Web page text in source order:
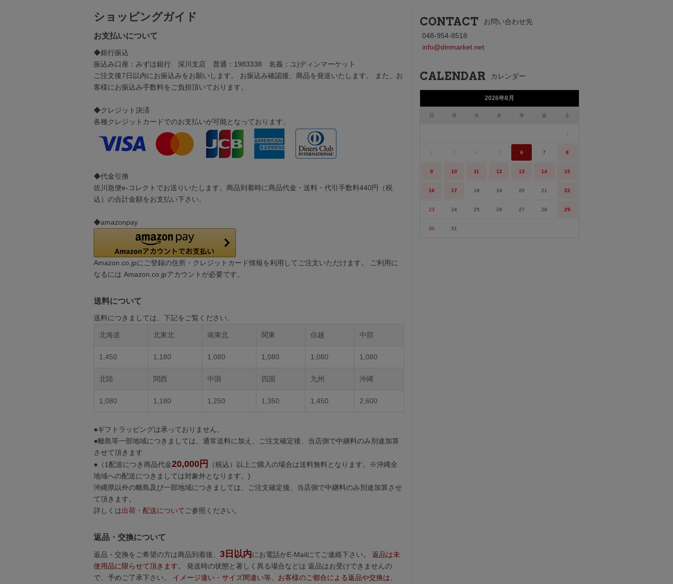
ショッピングガイド
お支払いについて
◆銀行振込
振込み口座：みずほ銀行 深川支店 普通：1983338 名義：ユ)ディンマーケット
ご注文後7日以内にお振込みをお願いします。 お振込み確認後、商品を発送いたします。 また、お
客様にお振込み手数料をご負担頂いております。
◆クレジット決済
各種クレジットカードでのお支払いが可能となっております。
◆代金引換
佐川急便e-コレクトでお送りいたします。商品到着時に商品代金・送料・代引手数料440円（税
込）の合計金額をお支払い下さい。
◆amazonpay
Amazon.co.jpにご登録の住所・クレジットカード情報を利用してご注文いただけます。 ご利用に
なるには Amazon.co.jpアカウントが必要です。
送料について
送料につきましては、下記をご覧ください。
北海道 北東北 南東北 関東 信越 中部
1,450 1,180 1,080 1,080 1,080 1,080
北陸 関西 中国 四国 九州 沖縄
1,080 1,180 1,250 1,350 1,450 2,600
●ギフトラッピングは承っておりません。
●離島等一部地域につきましては、通常送料に加え、ご注文確定後、当店側で中継料のみ別途加算
させて頂きます
●（1配送につき商品代金20,000円
（税込）以上ご購入の場合は送料無料となります。※沖縄全
地域への配送につきましては対象外となります。)
沖縄県以外の離島及び一部地域につきましては、ご注文確定後、当店側で中継料のみ別途加算させ
て頂きます。
詳しくは出荷・配送について ご参照ください。
返品・交換について
返品・交換をご希望の方は商品到着後、 3日以内にお電話かE-Mailにてご連絡下さい。 返品は未
使用品に限らせて頂きます。
発送時の状態と著しく異る場合などは 返品はお受けできませんの
で、予めご了承下さい。 イメージ違い・サイズ間違い等、お客様のご都合による返品や交換は、
CONTACT
お問い合わせ先
048-954-8518
info@dinmarket.net
CALENDAR カレンダー
2026年8月
日 月 火 水 木 金 土
5 6 7 8
9 10 11 12 13 14 15
16 17 18 19 20 21 22
23 24 25 26 27 28 29
30 31